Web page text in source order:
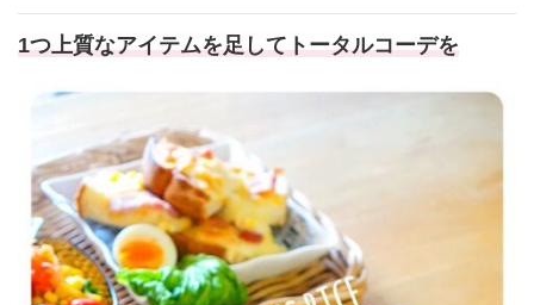
1つ上質なアイテムを足してトータルコーデを